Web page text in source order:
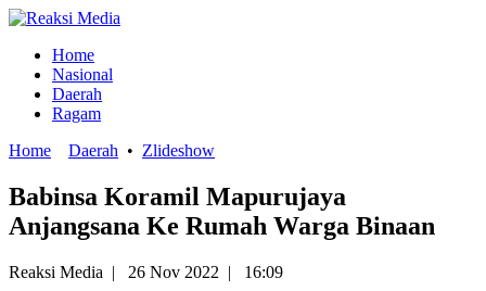
Home
Nasional
Daerah
Ragam
Home
Daerah • Zlideshow
Babinsa Koramil Mapurujaya
Anjangsana Ke Rumah Warga Binaan
Reaksi Media | 26 Nov 2022 | 16:09